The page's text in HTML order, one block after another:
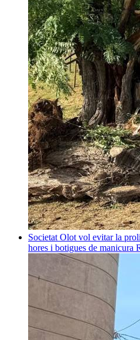
Societat Olot vol evitar la
hores i botigues de manicura